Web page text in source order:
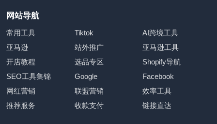
网站导航
常用工具 Tiktok
AI跨境工具
亚马逊
站外推广
亚马逊工具
开店教程
选品专区
Shopify导航
SEO工具集锦
Google
Facebook
网红营销
联盟营销
效率工具
推荐服务
收款支付 链接直达